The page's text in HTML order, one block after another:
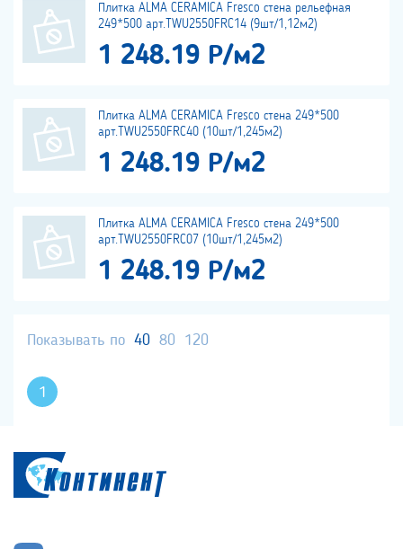
Плитка ALMA CERAMICA Fresco стена рельефная
249*500 арт.TWU2550FRC14 (9шт/1,12м2)
1 248.19 Р/м2
Плитка ALMA CERAMICA Fresco стена 249*500
арт.TWU2550FRC40 (10шт/1,245м2)
1 248.19 Р/м2
Плитка ALMA CERAMICA Fresco стена 249*500
арт.TWU2550FRC07 (10шт/1,245м2)
1 248.19 Р/м2
Показывать по 40 80 120
1